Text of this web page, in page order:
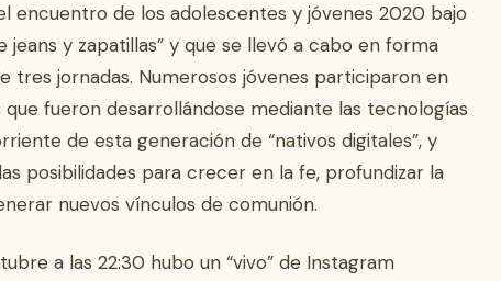
encuentro de los adolescentes y jóvenes 2020 bajo
jeans y zapatillas” y que se llevó a cabo en forma
tres jornadas. Numerosos jóvenes participaron en
que fueron desarrollándose mediante las tecnologías
de esta generación de “nativos digitales”, y
posibilidades para crecer en la fe, profundizar la
nuevos vínculos de comunión.
a las 22:30 hubo un “vivo” de Instagram